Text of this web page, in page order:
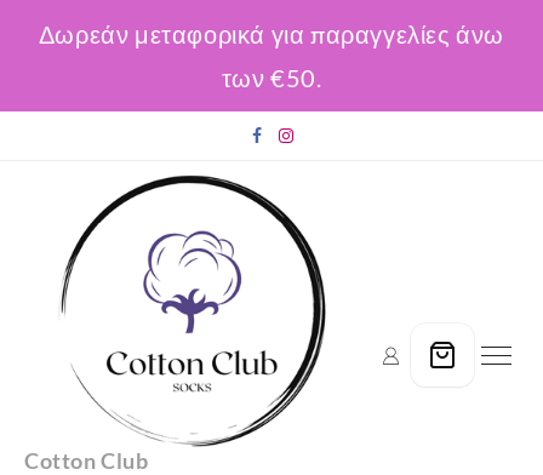
Δωρεάν μεταφορικά για παραγγελίες άνω
των €50.
Cotton Club